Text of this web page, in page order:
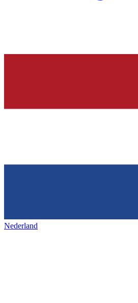
Nederland